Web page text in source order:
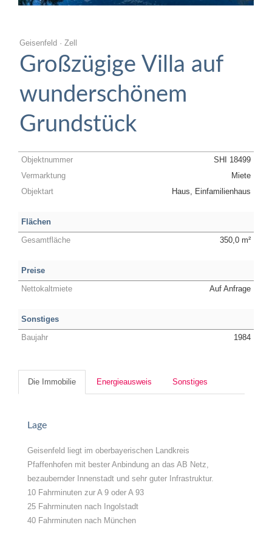
Geisenfeld · Zell
Großzügige Villa auf
wunderschönem
Grundstück
Objektnummer
SHI 18499
Vermarktung
Miete
Objektart
Haus, Einfamilienhaus
Flächen
Gesamtfläche
350,0 m²
Preise
Nettokaltmiete
Auf Anfrage
Sonstiges
Baujahr
1984
Die Immobilie Energieausweis Sonstiges
Lage
Geisenfeld liegt im oberbayerischen Landkreis
Pfaffenhofen mit bester Anbindung an das AB Netz,
bezaubernder Innenstadt und sehr guter Infrastruktur.
10 Fahrminuten zur A 9 oder A 93
25 Fahrminuten nach Ingolstadt
40 Fahrminuten nach München